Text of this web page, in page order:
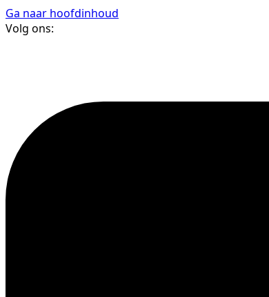
Ga naar hoofdinhoud
Volg ons: